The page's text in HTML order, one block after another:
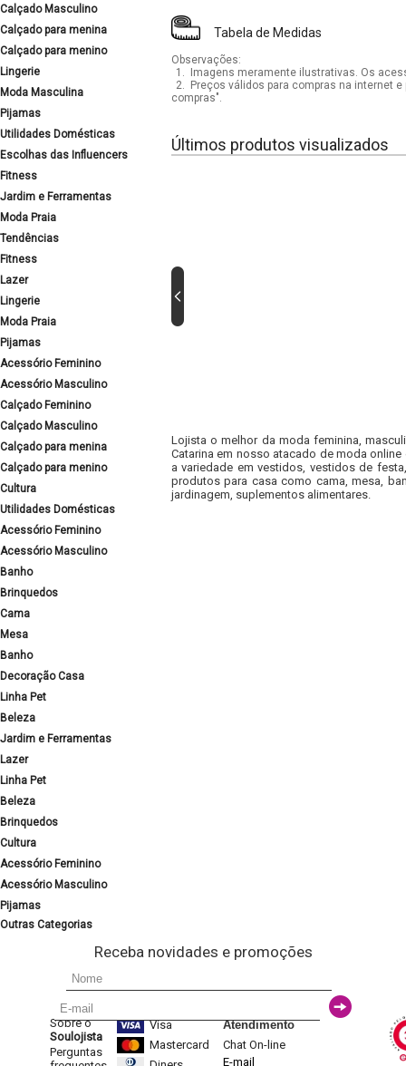
Calçado Masculino
Calçado para menina
Calçado para menino
Lingerie
Moda Masculina
Pijamas
Utilidades Domésticas
Escolhas das Influencers
Fitness
Jardim e Ferramentas
Moda Praia
Tendências
Fitness
Lazer
Lingerie
Moda Praia
Pijamas
Acessório Feminino
Acessório Masculino
Calçado Feminino
Calçado Masculino
Calçado para menina
Calçado para menino
Cultura
Utilidades Domésticas
Acessório Feminino
Acessório Masculino
Banho
Brinquedos
Cama
Mesa
Banho
Decoração Casa
Linha Pet
Beleza
Jardim e Ferramentas
Lazer
Linha Pet
Beleza
Brinquedos
Cultura
Acessório Feminino
Acessório Masculino
Pijamas
Outras Categorias
Tabela de Medidas
Observações:
1.
Imagens meramente ilustrativas. Os
2.
Preços válidos para compras na internet
compras".
Últimos produtos visualizados
Lojista o melhor da moda feminina,
Catarina em nosso atacado de moda
a variedade em vestidos, vestidos de
produtos para casa como cama, mesa,
jardinagem, suplementos alimentares.
Receba novidades e promoções
Sobre o
Soulojista
Perguntas
Visa
Mastercard
Atendimento
Chat On-line
E-mail